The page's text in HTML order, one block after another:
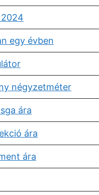
egy évben
négyzetméter
ára
ára
ára